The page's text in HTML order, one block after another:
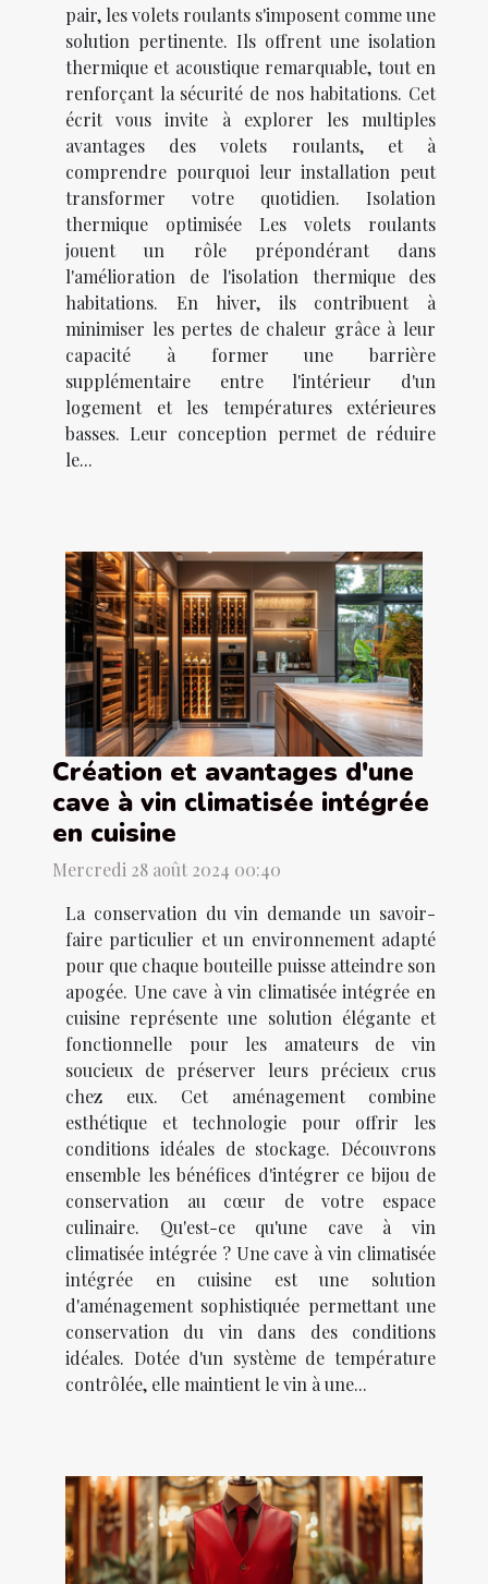
pair, les volets roulants s'imposent comme une
solution pertinente. Ils offrent une isolation
thermique et acoustique remarquable, tout en
renforçant la sécurité de nos habitations. Cet
écrit vous invite à explorer les multiples
avantages des volets roulants, et à
comprendre pourquoi leur installation peut
transformer votre quotidien. Isolation
thermique optimisée Les volets roulants
jouent un rôle prépondérant dans
l'amélioration de l'isolation thermique des
habitations. En hiver, ils contribuent à
minimiser les pertes de chaleur grâce à leur
capacité à former une barrière
supplémentaire entre l'intérieur d'un
logement et les températures extérieures
basses. Leur conception permet de réduire
le...
Création et avantages d'une
cave à vin climatisée intégrée
en cuisine
Mercredi 28 août 2024 00:40
La conservation du vin demande un savoir-
faire particulier et un environnement adapté
pour que chaque bouteille puisse atteindre son
apogée. Une cave à vin climatisée intégrée en
cuisine représente une solution élégante et
fonctionnelle pour les amateurs de vin
soucieux de préserver leurs précieux crus
chez eux. Cet aménagement combine
esthétique et technologie pour offrir les
conditions idéales de stockage. Découvrons
ensemble les bénéfices d'intégrer ce bijou de
conservation au cœur de votre espace
culinaire. Qu'est-ce qu'une cave à vin
climatisée intégrée ? Une cave à vin climatisée
intégrée en cuisine est une solution
d'aménagement sophistiquée permettant une
conservation du vin dans des conditions
idéales. Dotée d'un système de température
contrôlée, elle maintient le vin à une...